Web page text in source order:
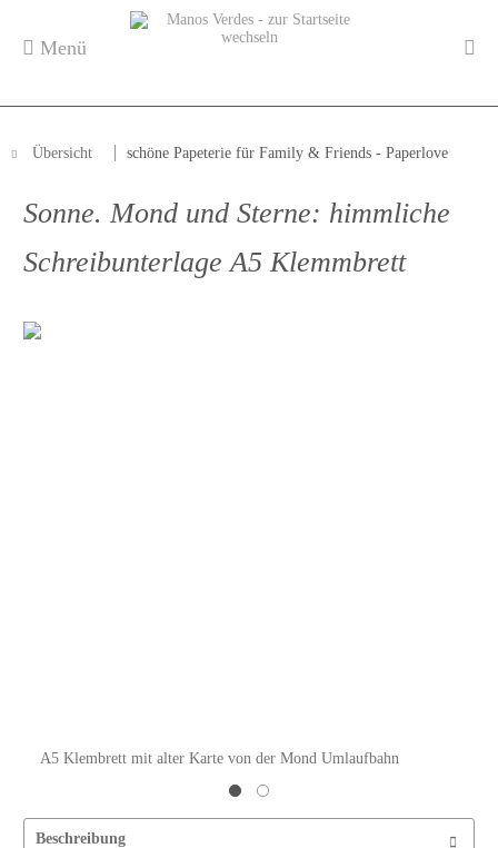
Menü
Übersicht schöne Papeterie für Family & Friends - Paperlove
Sonne. Mond und Sterne: himmliche
Schreibunterlage A5 Klemmbrett
A5 Klembrett mit alter Karte von der Mond Umlaufbahn
Beschreibung